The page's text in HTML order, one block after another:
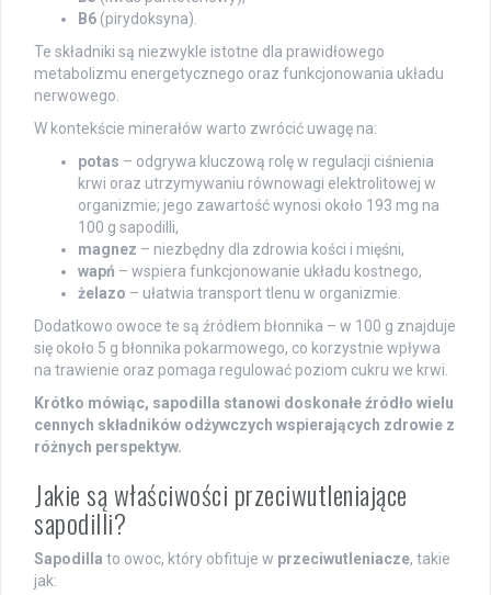
B6 (pirydoksyna).
Te składniki są niezwykle istotne dla prawidłowego
metabolizmu energetycznego oraz funkcjonowania układu
nerwowego.
W kontekście minerałów warto zwrócić uwagę na:
potas – odgrywa kluczową rolę w regulacji ciśnienia
krwi oraz utrzymywaniu równowagi elektrolitowej w
organizmie; jego zawartość wynosi około 193 mg na
100 g sapodilli,
magnez – niezbędny dla zdrowia kości i mięśni,
wapń – wspiera funkcjonowanie układu kostnego,
żelazo – ułatwia transport tlenu w organizmie.
Dodatkowo owoce te są źródłem błonnika – w 100 g znajduje
się około 5 g błonnika pokarmowego, co korzystnie wpływa
na trawienie oraz pomaga regulować poziom cukru we krwi.
Krótko mówiąc, sapodilla stanowi doskonałe źródło wielu
cennych składników odżywczych wspierających zdrowie z
różnych perspektyw.
Jakie są właściwości przeciwutleniające
sapodilli?
Sapodilla to owoc, który obfituje w przeciwutleniacze, takie
jak: